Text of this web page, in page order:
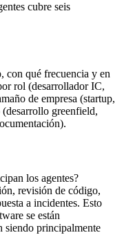
cubre seis
con qué frecuencia y en
rol (desarrollador IC,
de empresa (startup,
greenfield,
los agentes?
revisión de código,
a incidentes. Esto
se están
siendo principalmente